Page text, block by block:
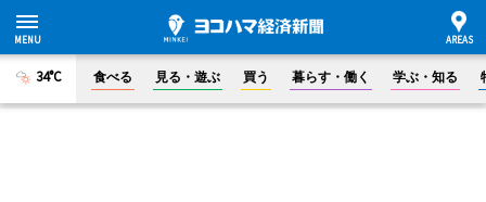
34°C 食べる 見る・遊ぶ 買う 暮らす・働く 学ぶ・知る